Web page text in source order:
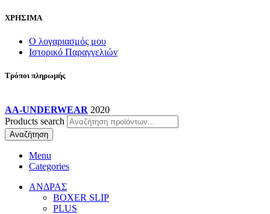
ΧΡΗΣΙΜΑ
Ο λογαριασμός μου
Ιστορικό Παραγγελιών
Τρόποι πληρωμής
AA-UNDERWEAR 2020
Products search
Αναζήτηση
Menu
Categories
ΑΝΔΡΑΣ
BOXER SLIP
PLUS